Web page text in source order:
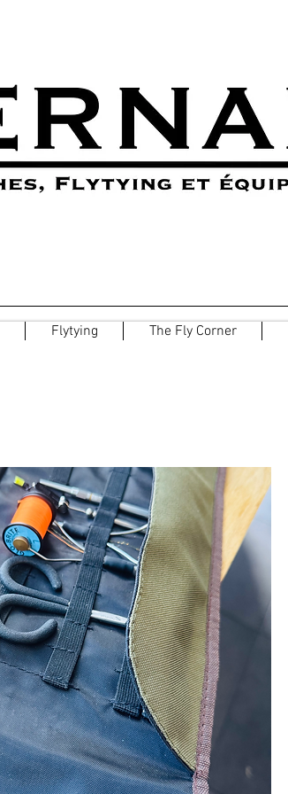
Flytying The Fly Corner